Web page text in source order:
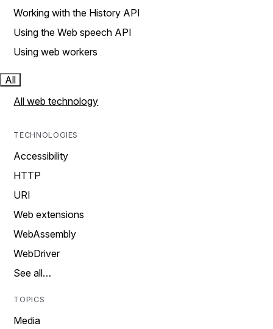
Working with the History API
Using the Web speech API
Using web workers
All
All web technology
TECHNOLOGIES
Accessibility
HTTP
URI
Web extensions
WebAssembly
WebDriver
See all…
TOPICS
Media